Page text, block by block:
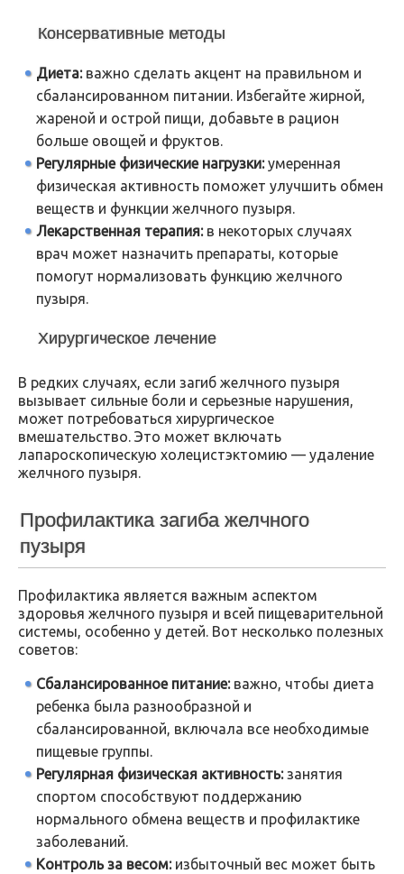
Консервативные методы
Диета:важно сделать акцент на правильном и
сбалансированном питании. Избегайте жирной,
жареной и острой пищи, добавьте в рацион
больше овощей и фруктов.
Регулярные физические нагрузки:умеренная
физическая активность поможет улучшить обмен
веществ и функции желчного пузыря.
Лекарственная терапия:в некоторых случаях
врач может назначить препараты, которые
помогут нормализовать функцию желчного
пузыря.
Хирургическое лечение
В редких случаях, если загиб желчного пузыря
вызывает сильные боли и серьезные нарушения,
может потребоваться хирургическое
вмешательство. Это может включать
лапароскопическую холецистэктомию — удаление
желчного пузыря.
Профилактика загиба желчного
пузыря
Профилактика является важным аспектом
здоровья желчного пузыря и всей пищеварительной
системы, особенно у детей. Вот несколько полезных
советов:
Сбалансированное питание:важно, чтобы диета
ребенка была разнообразной и
сбалансированной, включала все необходимые
пищевые группы.
Регулярная физическая активность:занятия
спортом способствуют поддержанию
нормального обмена веществ и профилактике
заболеваний.
Контроль за весом:избыточный вес может быть